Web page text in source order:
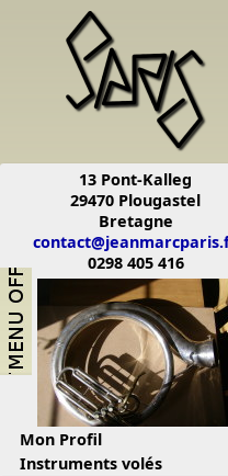
13 Pont-Kalleg
29470 Plougastel
Bretagne
0298 405 416
Mon Profil
Instruments volés